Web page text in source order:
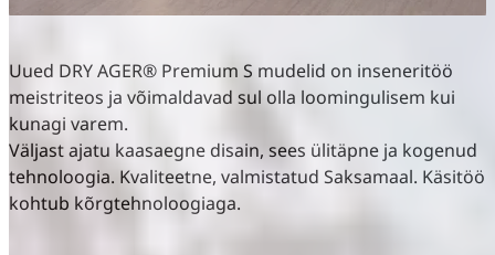
Uued DRY AGER® Premium S mudelid on inseneritöö
meistriteos ja võimaldavad sul olla loomingulisem kui
kunagi varem.
Väljast ajatu kaasaegne disain, sees ülitäpne ja kogenud
tehnoloogia. Kvaliteetne, valmistatud Saksamaal. Käsitöö
kohtub kõrgtehnoloogiaga.